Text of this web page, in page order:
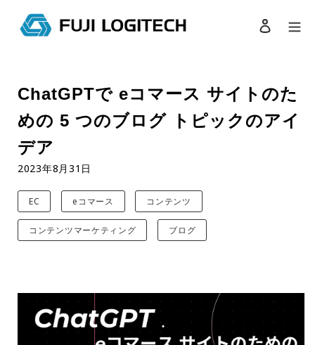
検索
ログイン
ChatGPTで eコマース サイトのた
めの 5 つのブログ トピックのアイ
デア
2023年8月31日
EC eコマース コンテンツ
コンテンツマーケティング ブログ